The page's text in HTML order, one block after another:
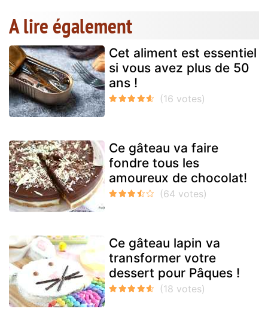
A lire également
Cet aliment est essentiel
si vous avez plus de 50
ans !
Ce gâteau va faire
fondre tous les
amoureux de chocolat!
Ce gâteau lapin va
transformer votre
dessert pour Pâques !